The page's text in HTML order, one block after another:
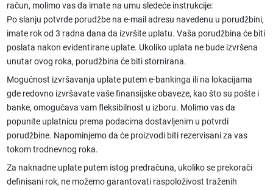
račun, molimo vas da imate na umu sledeće instrukcije:
Po slanju potvrde porudžbe na e-mail adresu navedenu u porudžbini,
imate rok od 3 radna dana da izvršite uplatu. Vaša porudžbina će biti
poslata nakon evidentirane uplate. Ukoliko uplata ne bude izvršena
unutar ovog roka, porudžbina će biti stornirana.
Mogućnost izvršavanja uplate putem e-bankinga ili na lokacijama
gde redovno izvršavate vaše finansijske obaveze, kao što su pošte i
banke, omogućava vam fleksibilnost u izboru. Molimo vas da
popunite uplatnicu prema podacima dostavljenim u potvrdi
porudžbine. Napominjemo da će proizvodi biti rezervisani za vas
tokom trodnevnog roka.
Za naknadne uplate putem istog predračuna, ukoliko se prekorači
definisani rok, ne možemo garantovati raspoloživost traženih